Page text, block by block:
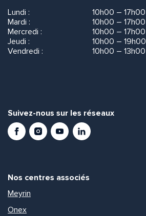
Lundi :
10h00 – 17h00
Mardi :
10h00 – 17h00
Mercredi :
10h00 – 17h00
Jeudi :
10h00 – 19h00
Vendredi :
10h00 – 13h00
Suivez-nous sur les réseaux
FacebookInstagramYoutubeLinkedIn
Nos centres associés
Meyrin
Onex